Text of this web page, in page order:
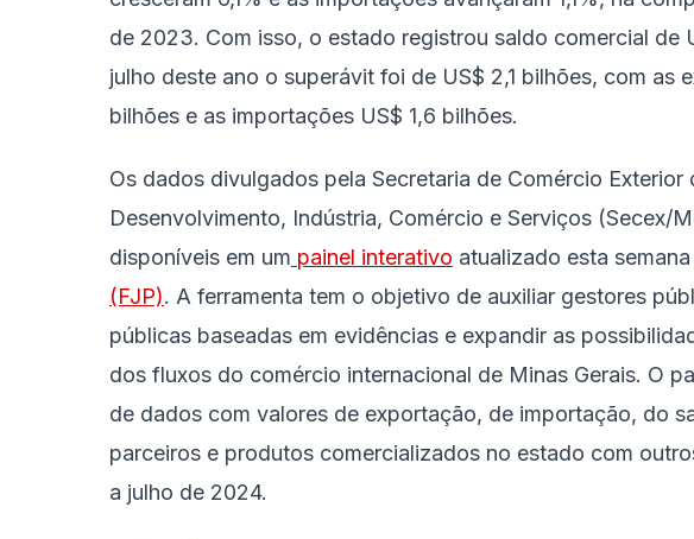
de 2023. Com isso, o estado registrou saldo comercial de
julho deste ano o superávit foi de US$ 2,1 bilhões, com as
bilhões e as importações US$ 1,6 bilhões.
Os dados divulgados pela Secretaria de Comércio Exterior
Desenvolvimento, Indústria, Comércio e Serviços (Secex/
disponíveis em um painel interativo atualizado esta
(FJP). A ferramenta tem o objetivo de auxiliar gestores
públicas baseadas em evidências e expandir as
dos fluxos do comércio internacional de Minas Gerais. O
de dados com valores de exportação, de importação, do
parceiros e produtos comercializados no estado com
a julho de 2024.